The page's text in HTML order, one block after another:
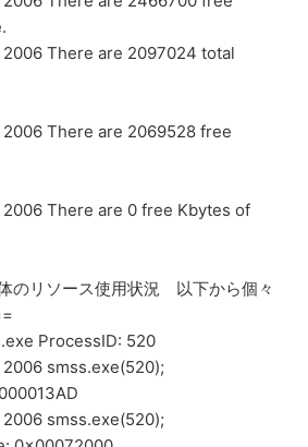
2006 There are 2097024 total
2006 There are 2069528 free
2006 There are 0 free Kbytes of
のリソース使用状況 以下から個々
ProcessID: 520
2006 smss.exe(520);
2006 smss.exe(520);